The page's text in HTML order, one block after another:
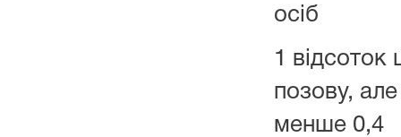
осіб
1 відсоток
позову,
менше 0,4